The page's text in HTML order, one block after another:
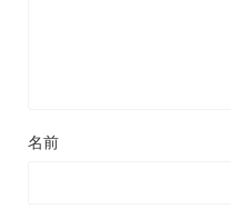
名前